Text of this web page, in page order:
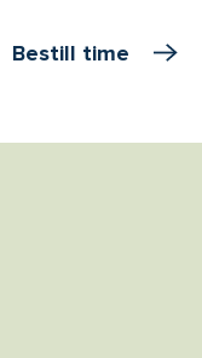
Bestill time